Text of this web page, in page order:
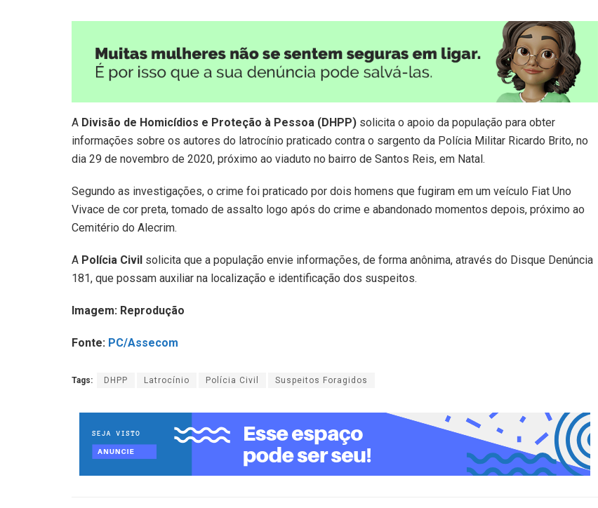
A Divisão de Homicídios e Proteção à Pessoa (DHPP) solicita o apoio da população para obter
informações sobre os autores do latrocínio praticado contra o sargento da Polícia Militar Ricardo Brito, no
dia 29 de novembro de 2020, próximo ao viaduto no bairro de Santos Reis, em Natal.
Segundo as investigações, o crime foi praticado por dois homens que fugiram em um veículo Fiat Uno
Vivace de cor preta, tomado de assalto logo após do crime e abandonado momentos depois, próximo ao
Cemitério do Alecrim.
A Polícia Civil solicita que a população envie informações, de forma anônima, através do Disque Denúncia
181, que possam auxiliar na localização e identificação dos suspeitos.
Imagem: Reprodução
Fonte: PC/Assecom
Tags: DHPP Latrocínio Polícia Civil Suspeitos Foragidos